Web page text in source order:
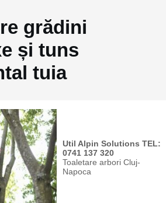
grădini
și tuns
tuia
Util Alpin Solutions TEL:
0741 137 320
Toaletare arbori Cluj-
Napoca